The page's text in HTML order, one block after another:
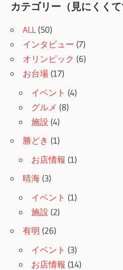
ビ
ゲ
ー
シ
ョ
ン
カテゴリー（見にくくて
ALL (50)
インタビュー (7)
オリンピック (6)
お台場 (17)
イベント (4)
グルメ (8)
施設 (4)
勝どき (1)
お店情報 (1)
晴海 (3)
イベント (1)
施設 (2)
有明 (26)
イベント (3)
お店情報 (14)